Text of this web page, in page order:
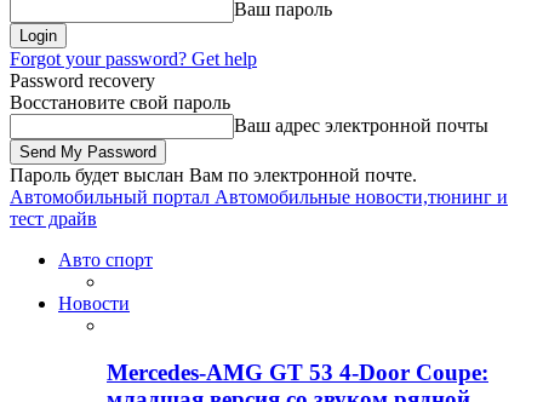
Ваш пароль
Forgot your password? Get help
Password recovery
Восстановите свой пароль
Ваш адрес электронной почты
Пароль будет выслан Вам по электронной почте.
Автомобильный портал Автомобильные новости,тюнинг и
тест драйв
Авто спорт
Новости
Mercedes-AMG GT 53 4-Door Coupe: